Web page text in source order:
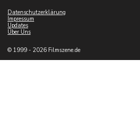
Datenschutzerklärung
Impressum
Updates
Über Uns
© 1999 - 2026 Filmszene.de